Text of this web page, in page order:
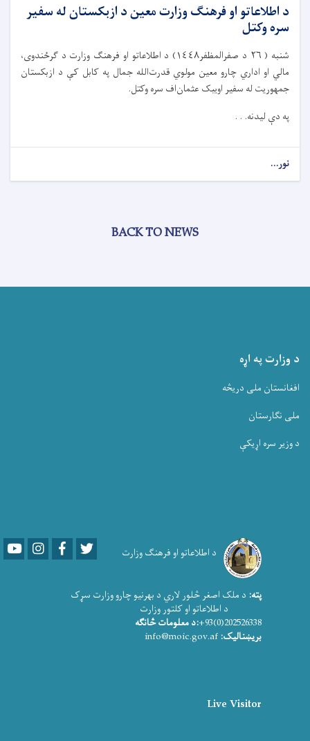
د اطلاعاتو او فرهنګ وزارت معین د ازبکستان له سفیر
سره وکتل
شنبه ( ٢٦ د صفرالمظفر١٤٤٨) د اطلاعاتو او فرهنګ وزارت د ګرځندوی،
مالي او اداري چارو معین مولوي قدرت‌الله جمال په کابل کې د ازبکستان
جمهوریت له سفیر اویبک عثمان‌اف سره وکتل.
په دې لیدنه. . .
نور...
BACK TO NEWS
د وزارت په اړه
افغانستان ملی دریڅه
ملی نگارستان
د وزیر سره اړیکې
د اطلاعاتو او فرهنګ وزارت YoutubeLinkedInFacebook
پته: د ملک اصغر څلور لاري د بهرنیو چارو وزارت سړک
د اطلاعاتو او کلتور وزارت
202526338(0)93+
:د معلومات څانګه
بریښنالیک: info@moic.gov.af
Live Visitor